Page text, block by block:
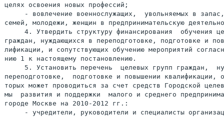
целях освоения новых профессий;
- вовлечение военнослужащих,  увольняемых в
семей, молодежи, женщин в предпринимательскую
4. Утвердить структуру финансирования  обучения
граждан, нуждающихся в переподготовке, подготовке и
лификации, и сопутствующих обучению мероприятий
нию 1 к настоящему постановлению.
5. Установить перечень  целевых групп граждан,
переподготовке,  подготовке и повышении квалификации,
торых может проводиться за счет средств Городской
мы  развития и поддержки  малого и среднего
городе Москве на 2010-2012 гг.:
- учредители, руководители и специалисты